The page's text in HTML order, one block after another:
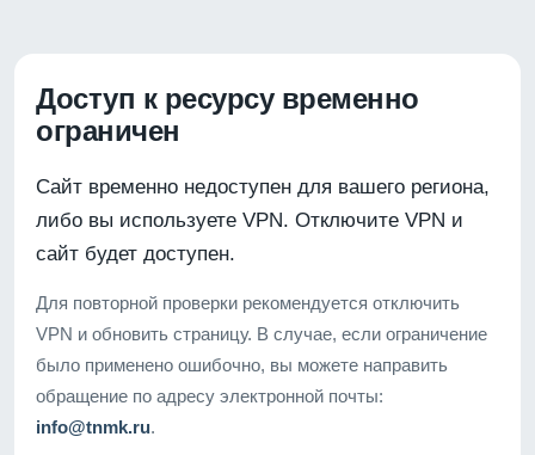
Доступ к ресурсу временно
ограничен
Сайт временно недоступен для вашего региона,
либо вы используете VPN. Отключите VPN и
сайт будет доступен.
Для повторной проверки рекомендуется отключить
VPN и обновить страницу. В случае, если ограничение
было применено ошибочно, вы можете направить
обращение по адресу электронной почты:
info@tnmk.ru.